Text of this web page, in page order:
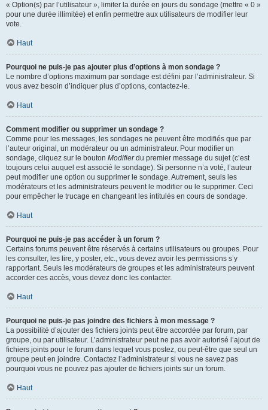
« Option(s) par l’utilisateur », limiter la durée en jours du sondage (mettre « 0 »
pour une durée illimitée) et enfin permettre aux utilisateurs de modifier leur
vote.
Haut
Pourquoi ne puis-je pas ajouter plus d’options à mon sondage ?
Le nombre d’options maximum par sondage est défini par l’administrateur. Si
vous avez besoin d’indiquer plus d’options, contactez-le.
Haut
Comment modifier ou supprimer un sondage ?
Comme pour les messages, les sondages ne peuvent être modifiés que par
l’auteur original, un modérateur ou un administrateur. Pour modifier un
sondage, cliquez sur le bouton Modifierdu premier message du sujet (c’est
toujours celui auquel est associé le sondage). Si personne n’a voté, l’auteur
peut modifier une option ou supprimer le sondage. Autrement, seuls les
modérateurs et les administrateurs peuvent le modifier ou le supprimer. Ceci
pour empêcher le trucage en changeant les intitulés en cours de sondage.
Haut
Pourquoi ne puis-je pas accéder à un forum ?
Certains forums peuvent être réservés à certains utilisateurs ou groupes. Pour
les consulter, les lire, y poster, etc., vous devez avoir les permissions s’y
rapportant. Seuls les modérateurs de groupes et les administrateurs peuvent
accorder ces accès, vous devez donc les contacter.
Haut
Pourquoi ne puis-je pas joindre des fichiers à mon message ?
La possibilité d’ajouter des fichiers joints peut être accordée par forum, par
groupe, ou par utilisateur. L’administrateur peut ne pas avoir autorisé l’ajout de
fichiers joints pour le forum dans lequel vous postez, ou peut-être que seul un
groupe peut en joindre. Contactez l’administrateur si vous ne savez pas
pourquoi vous ne pouvez pas ajouter de fichiers joints sur un forum.
Haut